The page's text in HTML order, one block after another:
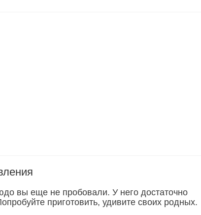
вы еще не пробовали. У него достаточно
приготовить, удивите своих родных.